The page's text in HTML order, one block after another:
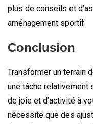
plus de conseils et
aménagement sportif.
Conclusion
Transformer un terrain
une tâche relativement
de joie et d’activité à
nécessite que des